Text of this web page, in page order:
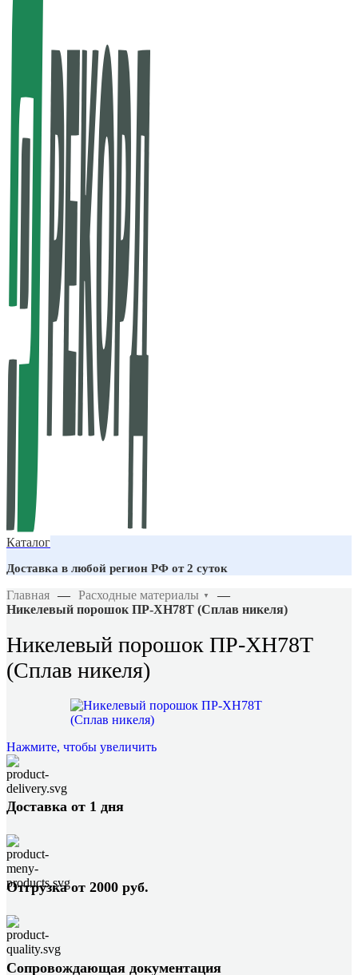
Каталог
Доставка в любой регион РФ от 2 суток
Главная — Расходные материалы ▼
—
Никелевый порошок ПР-ХН78Т (Сплав никеля)
Никелевый порошок ПР-ХН78Т
(Сплав никеля)
Нажмите, чтобы увеличить
Доставка от 1 дня
Отгрузка от 2000 руб.
Сопровождающая документация